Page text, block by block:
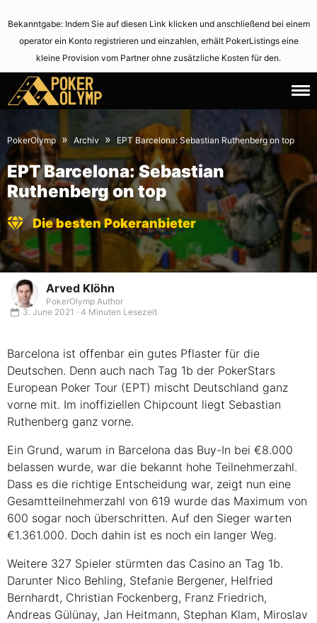
Bekanntgabe: Indem Sie auf diesen Link klicken und anschließend bei einem
operator ein Konto registrieren und einzahlen, erhält PokerListings eine
kleine Provision vom Partner ohne zusätzliche Kosten für den.
September
2008
3,
2021
PokerOlymp » Archiv » EPT Barcelona: Sebastian Ruthenberg on top
EPT Barcelona: Sebastian
Ruthenberg on top
Die besten Pokeranbieter
Arved Klöhn
PokerOlymp Author
3. June 2021 · 4 Minuten Lesezeit
Barcelona ist offenbar ein gutes Pflaster für die
Deutschen. Denn auch nach Tag 1b der PokerStars
European Poker Tour (EPT) mischt Deutschland ganz
vorne mit. Im inoffiziellen Chipcount liegt Sebastian
Ruthenberg ganz vorne.
Ein Grund, warum in Barcelona das Buy-In bei €8.000
belassen wurde, war die bekannt hohe Teilnehmerzahl.
Dass es die richtige Entscheidung war, zeigt nun eine
Gesamtteilnehmerzahl von 619 wurde das Maximum von
600 sogar noch überschritten. Auf den Sieger warten
€1.361.000. Doch dahin ist es noch ein langer Weg.
Weitere 327 Spieler stürmten das Casino an Tag 1b.
Darunter Nico Behling, Stefanie Bergener, Helfried
Bernhardt, Christian Fockenberg, Franz Friedrich,
Andreas Gülünay, Jan Heitmann, Stephan Klam, Miroslav